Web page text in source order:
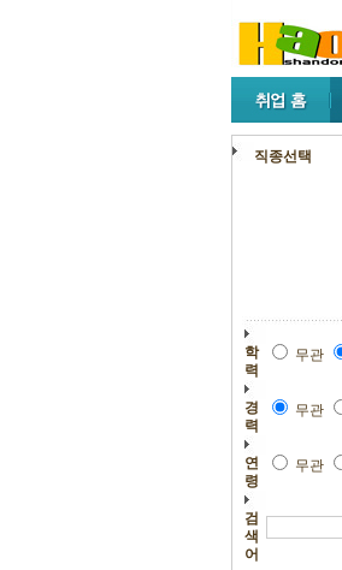
직종선택
학
력
무관
경
력
무관
연
령
무관
검
색
어